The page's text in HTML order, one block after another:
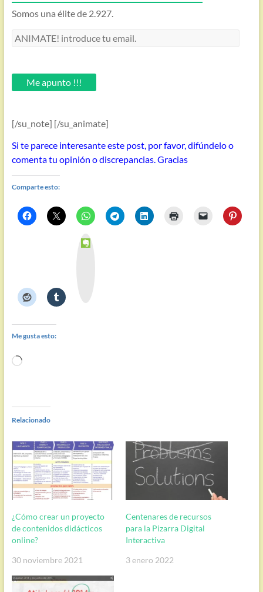
Somos una élite de 2.927.
ANIMATE!
email.Me apunto !!!
[/su_note] [/su_animate]
Si te parece interesante este post, por favor, difúndelo o
comenta tu opinión o discrepancias. Gracias
Comparte esto:
E
v
Me gusta esto:
Cargando...
Relacionado
¿Cómo crear un proyecto
de contenidos didácticos
online?
30 noviembre 2021
Centenares de recursos
para la Pizarra Digital
Interactiva
3 enero 2022